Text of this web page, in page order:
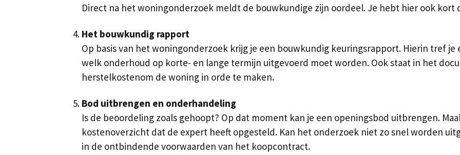
Direct na het woningonderzoek meldt de bouwkundige zijn oordeel. Je hebt hier ook kort
Het bouwkundig rapport
Op basis van het woningonderzoek krijg je een bouwkundig keuringsrapport. Hierin tref je
welk onderhoud op korte- en lange termijn uitgevoerd moet worden. Ook staat in het
herstelkostenom de woning in orde te maken.
Bod uitbrengen en onderhandeling
Is de beoordeling zoals gehoopt? Op dat moment kan je een openingsbod uitbrengen.
kostenoverzicht dat de expert heeft opgesteld. Kan het onderzoek niet zo snel worden
in de ontbindende voorwaarden van het koopcontract.